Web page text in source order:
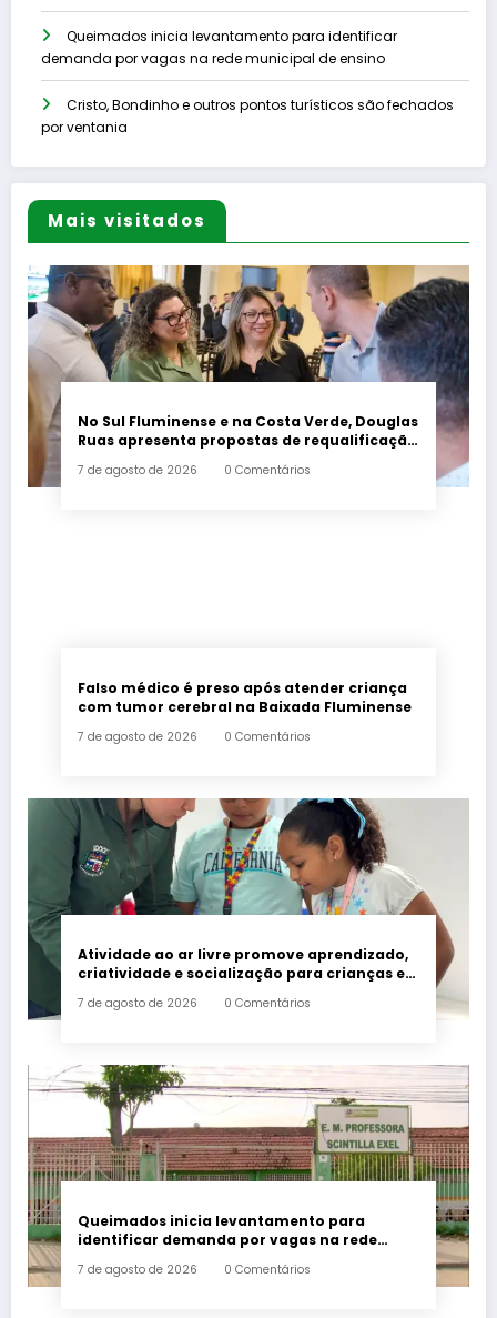
Queimados inicia levantamento para identificar
demanda por vagas na rede municipal de ensino
Cristo, Bondinho e outros pontos turísticos são fechados
por ventania
Mais visitados
No Sul Fluminense e na Costa Verde, Douglas
Ruas apresenta propostas de requalificação
7 de agosto de 2026 0 Comentários
Falso médico é preso após atender criança
com tumor cerebral na Baixada Fluminense
7 de agosto de 2026 0 Comentários
Atividade ao ar livre promove aprendizado,
criatividade e socialização para crianças e
7 de agosto de 2026 0 Comentários
Queimados inicia levantamento para
identificar demanda por vagas na rede
7 de agosto de 2026 0 Comentários